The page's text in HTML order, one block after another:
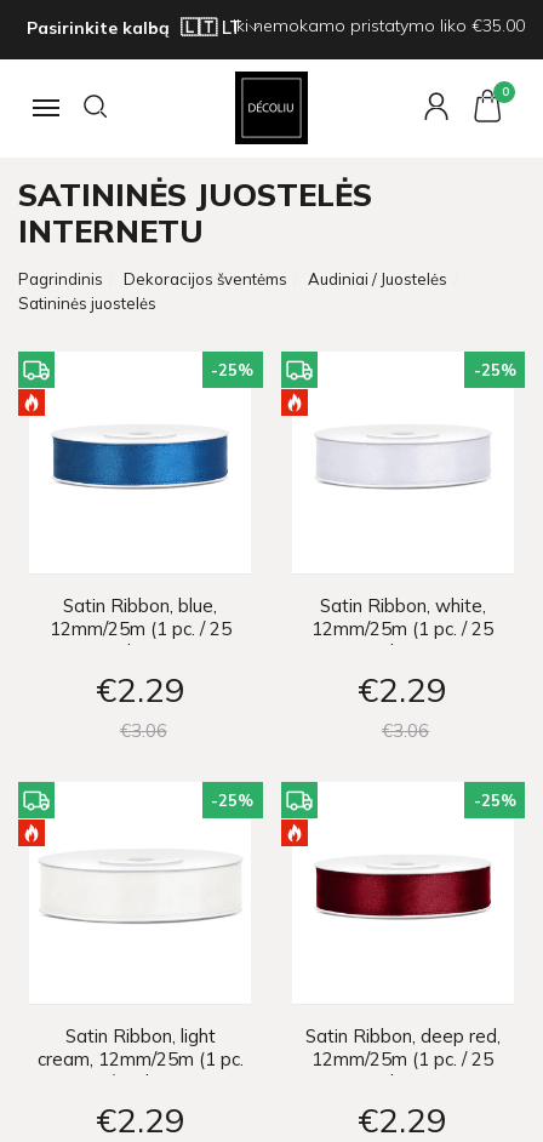
Pasirinkite kalbą Iki nemokamo pristatymo liko €35.00
Navigacija
0
SATININĖS JUOSTELĖS
INTERNETU
Pagrindinis Dekoracijos šventėms
Audiniai / Juostelės
Satininės juostelės
-25%
Satin Ribbon, blue,
12mm/25m (1 pc. / 25
lm)
€2 29
€306
-25%
Satin Ribbon, white,
12mm/25m (1 pc. / 25
lm)
€2 29
€306
-25%
Satin Ribbon, light
cream, 12mm/25m (1 pc.
/ 25 lm)
€2 29
-25%
Satin Ribbon, deep red,
12mm/25m (1 pc. / 25
lm)
€2 29